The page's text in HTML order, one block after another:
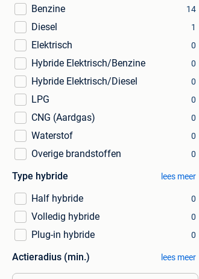
Benzine
14
Diesel 1
Elektrisch 0
Hybride Elektrisch/Benzine 0
Hybride Elektrisch/Diesel 0
LPG 0
CNG (Aardgas) 0
Waterstof 0
Overige brandstoffen 0
Type hybride lees meer
Half hybride 0
Volledig hybride 0
Plug-in hybride 0
Actieradius (min.) lees meer